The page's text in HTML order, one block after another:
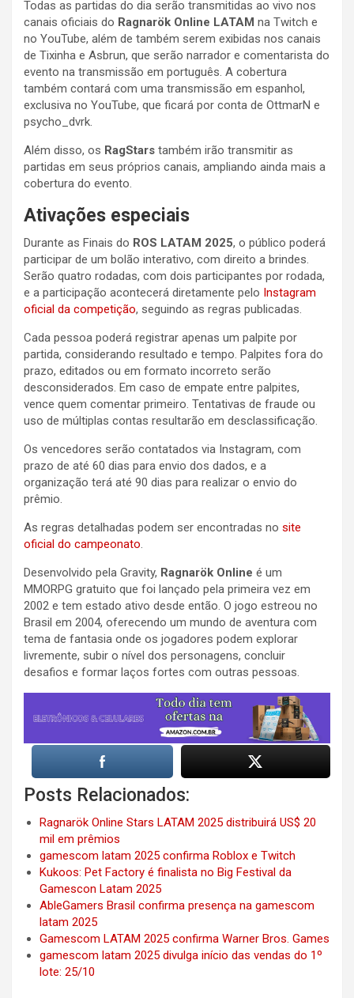
Todas as partidas do dia serão transmitidas ao vivo nos
canais oficiais do Ragnarök Online LATAM na Twitch e
no YouTube, além de também serem exibidas nos canais
de Tixinha e Asbrun, que serão narrador e comentarista do
evento na transmissão em português. A cobertura
também contará com uma transmissão em espanhol,
exclusiva no YouTube, que ficará por conta de OttmarN e
psycho_dvrk.
Além disso, os RagStars também irão transmitir as
partidas em seus próprios canais, ampliando ainda mais a
cobertura do evento.
Ativações especiais
Durante as Finais do ROS LATAM 2025, o público poderá
participar de um bolão interativo, com direito a brindes.
Serão quatro rodadas, com dois participantes por rodada,
e a participação acontecerá diretamente pelo Instagram
oficial da competição, seguindo as regras publicadas.
Cada pessoa poderá registrar apenas um palpite por
partida, considerando resultado e tempo. Palpites fora do
prazo, editados ou em formato incorreto serão
desconsiderados. Em caso de empate entre palpites,
vence quem comentar primeiro. Tentativas de fraude ou
uso de múltiplas contas resultarão em desclassificação.
Os vencedores serão contatados via Instagram, com
prazo de até 60 dias para envio dos dados, e a
organização terá até 90 dias para realizar o envio do
prêmio.
As regras detalhadas podem ser encontradas no site
oficial do campeonato.
Desenvolvido pela Gravity, Ragnarök Online é um
MMORPG gratuito que foi lançado pela primeira vez em
2002 e tem estado ativo desde então. O jogo estreou no
Brasil em 2004, oferecendo um mundo de aventura com
tema de fantasia onde os jogadores podem explorar
livremente, subir o nível dos personagens, concluir
desafios e formar laços fortes com outras pessoas.
Posts Relacionados:
Ragnarök Online Stars LATAM 2025 distribuirá US$ 20
mil em prêmios
gamescom latam 2025 confirma Roblox e Twitch
Kukoos: Pet Factory é finalista no Big Festival da
Gamescon Latam 2025
AbleGamers Brasil confirma presença na gamescom
latam 2025
Gamescom LATAM 2025 confirma Warner Bros. Games
gamescom latam 2025 divulga início das vendas do 1º
lote: 25/10